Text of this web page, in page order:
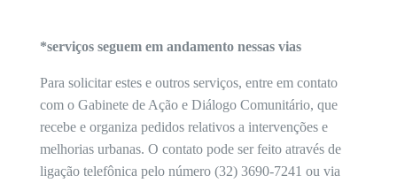
*serviços seguem em andamento nessas vias
Para solicitar estes e outros serviços, entre em contato
com o Gabinete de Ação e Diálogo Comunitário, que
recebe e organiza pedidos relativos a intervenções e
melhorias urbanas. O contato pode ser feito através de
ligação telefônica pelo número (32) 3690-7241 ou via